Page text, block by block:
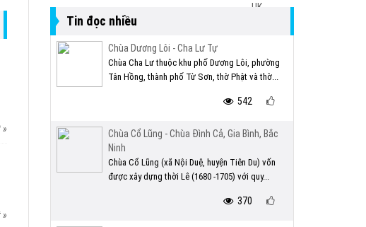
»
»
Tin đọc nhiều
Chùa Dương Lôi - Cha Lư Tự
Chùa Cha Lư thuộc khu phố Dương Lôi, phường
Tân Hồng, thành phố Từ Sơn, thờ Phật và thờ...
542
Chùa Cổ Lũng - Chùa Đình Cả, Gia Bình, Bắc
Ninh
Chùa Cổ Lũng (xã Nội Duệ, huyện Tiên Du) vốn
được xây dựng thời Lê (1680 -1705) với quy...
370